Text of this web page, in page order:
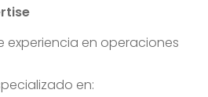
experiencia en operaciones
en: